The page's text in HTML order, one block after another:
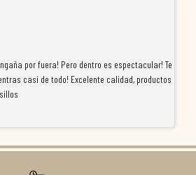
por fuera! Pero dentro es espectacular! Te
casi de todo! Excelente calidad, productos